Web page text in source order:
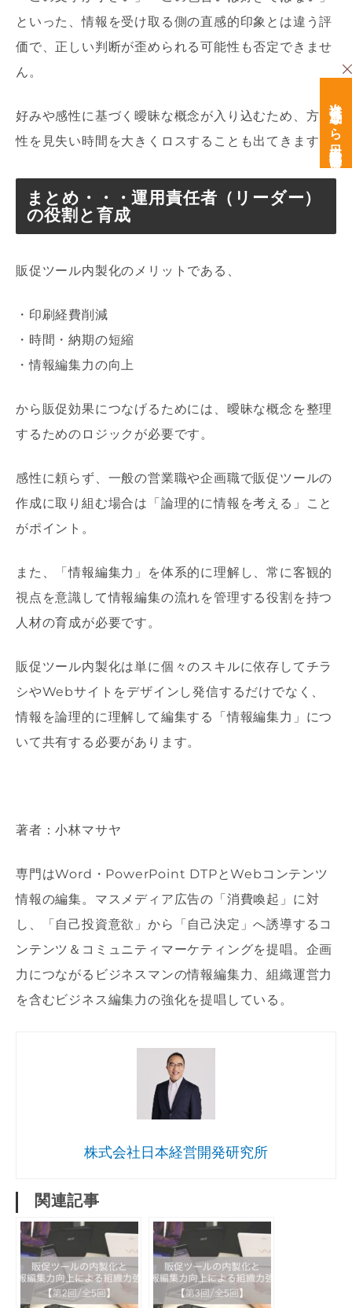
といった、情報を受け取る側の直感的印象とは違う評
価で、正しい判断が歪められる可能性も否定できませ
ん。
好みや感性に基づく曖昧な概念が入り込むため、方向
性を見失い時間を大きくロスすることも出てきます。
まとめ・・・運用責任者（リーダー）
の役割と育成
販促ツール内製化のメリットである、
・印刷経費削減
・時間・納期の短縮
・情報編集力の向上
から販促効果につなげるためには、曖昧な概念を整理
するためのロジックが必要です。
感性に頼らず、一般の営業職や企画職で販促ツールの
作成に取り組む場合は「論理的に情報を考える」こと
がポイント。
また、「情報編集力」を体系的に理解し、常に客観的
視点を意識して情報編集の流れを管理する役割を持つ
人材の育成が必要です。
販促ツール内製化は単に個々のスキルに依存してチラ
シやWebサイトをデザインし発信するだけでなく、
情報を論理的に理解して編集する「情報編集力」につ
いて共有する必要があります。
著者：小林マサヤ
専門はWord・PowerPoint DTPとWebコンテンツ
情報の編集。マスメディア広告の「消費喚起」に対
し、「自己投資意欲」から「自己決定」へ誘導するコ
ンテンツ＆コミュニティマーケティングを提唱。企画
力につながるビジネスマンの情報編集力、組織運営力
を含むビジネス編集力の強化を提唱している。
株式会社日本経営開発研究所
関連記事
次世代育成なら日本経営開発研究所